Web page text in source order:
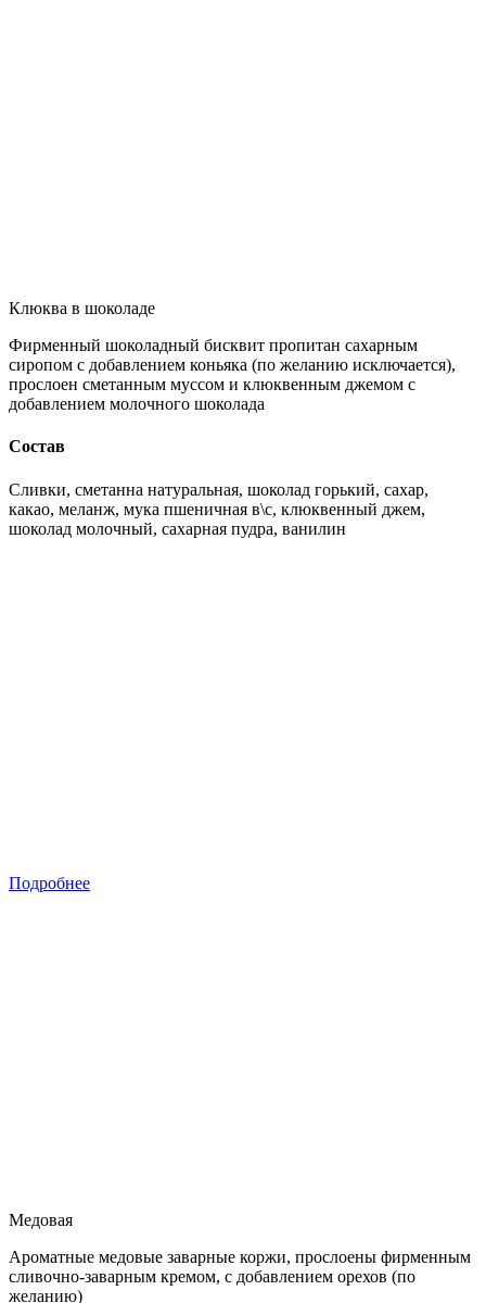
Клюква в шоколаде
Фирменный шоколадный бисквит пропитан сахарным
сиропом с добавлением коньяка (по желанию исключается),
прослоен сметанным муссом и клюквенным джемом с
добавлением молочного шоколада
Состав
Сливки, сметанна натуральная, шоколад горький, сахар,
какао, меланж, мука пшеничная в\с, клюквенный джем,
шоколад молочный, сахарная пудра, ванилин
Подробнее
Медовая
Ароматные медовые заварные коржи, прослоены фирменным
сливочно-заварным кремом, с добавлением орехов (по
желанию)